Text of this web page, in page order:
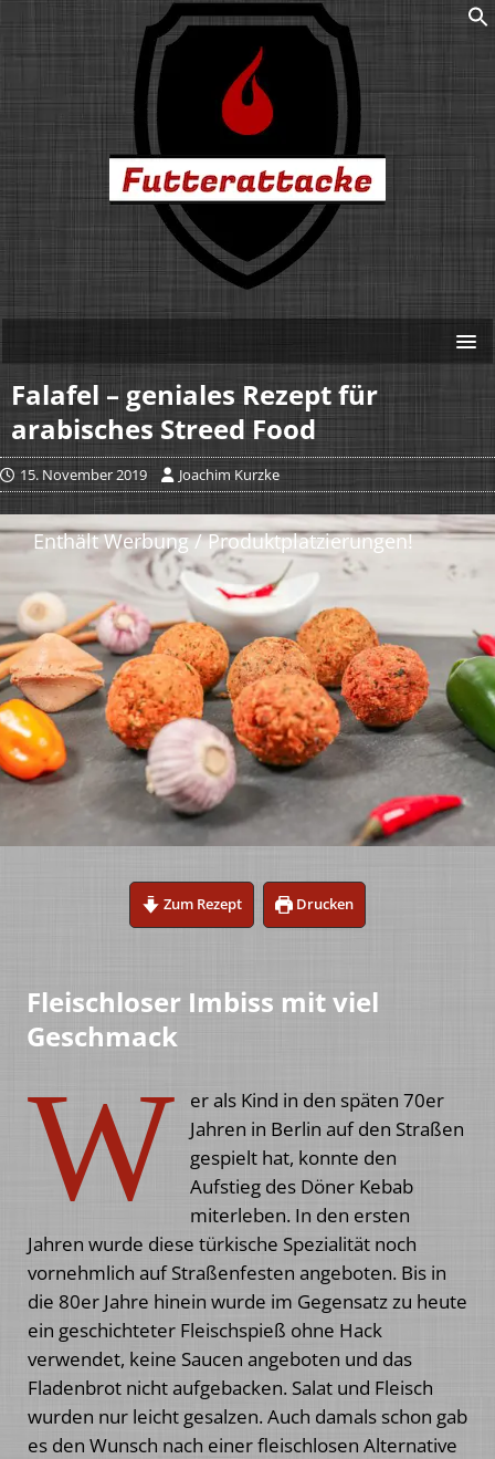
Falafel – geniales Rezept für
arabisches Streed Food
15. November 2019 Joachim Kurzke
Zum Rezept Drucken
Fleischloser Imbiss mit viel
Geschmack
W
er als Kind in den späten 70er
Jahren in Berlin auf den Straßen
gespielt hat, konnte den
Aufstieg des Döner Kebab
miterleben. In den ersten
Jahren wurde diese türkische Spezialität noch
vornehmlich auf Straßenfesten angeboten. Bis in
die 80er Jahre hinein wurde im Gegensatz zu heute
ein geschichteter Fleischspieß ohne Hack
verwendet, keine Saucen angeboten und das
Fladenbrot nicht aufgebacken. Salat und Fleisch
wurden nur leicht gesalzen. Auch damals schon gab
es den Wunsch nach einer fleischlosen Alternative